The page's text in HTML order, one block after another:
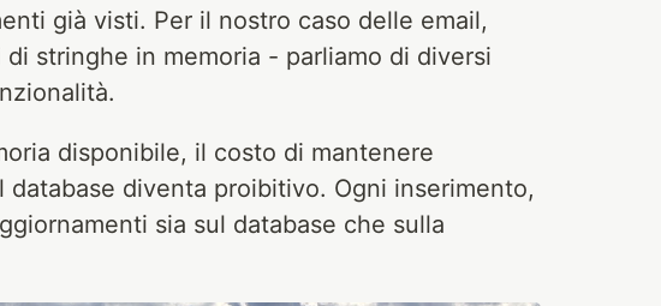
già visti. Per il nostro caso delle email,
stringhe in memoria - parliamo di diversi
disponibile, il costo di mantenere
diventa proibitivo. Ogni inserimento,
sia sul database che sulla